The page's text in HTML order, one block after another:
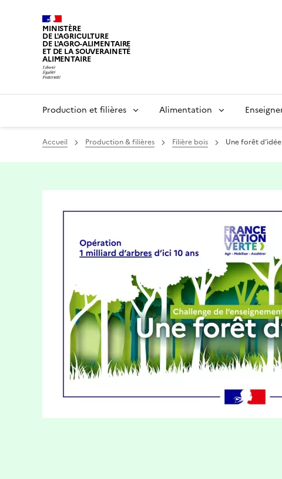
MINISTÈRE
DE L'AGRICULTURE
DE L'AGRO-ALIMENTAIRE
ET DE LA SOUVERAINETÉ
ALIMENTAIRE
Production et filières Alimentation
Accueil Production & filières Filière bois Une forêt